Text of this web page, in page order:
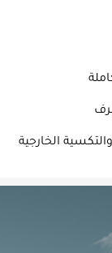
الخارجية